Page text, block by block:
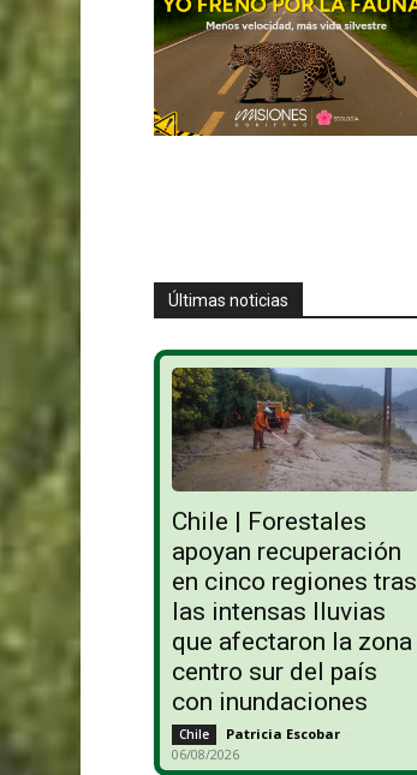
Últimas noticias
Chile | Forestales
apoyan recuperación
en cinco regiones tras
las intensas lluvias
que afectaron la zona
centro sur del país
con inundaciones
Chile Patricia Escobar -
06/08/2026